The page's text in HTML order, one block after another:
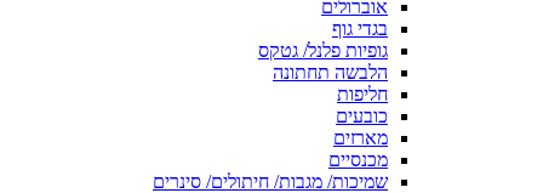
אוברולים
בגדי גוף
גופיות פלנל/ גטקס
הלבשה תחתונה
חליפות
כובעים
מארזים
מכנסיים
שמיכות/ מגבות/ חיתולים/ סינרים